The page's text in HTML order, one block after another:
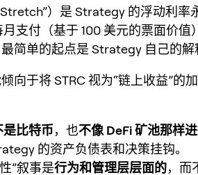
）是 Strategy 的浮动利率
支付（基于 100 美元的票面价
简单的起点是 Strategy 自己的解
向于将 STRC 视为“链上收益”的
是比特币，也不像 DeFi 矿池那样
的资产负债表和决策挂钩。
”叙事是行为和管理层层面的，而